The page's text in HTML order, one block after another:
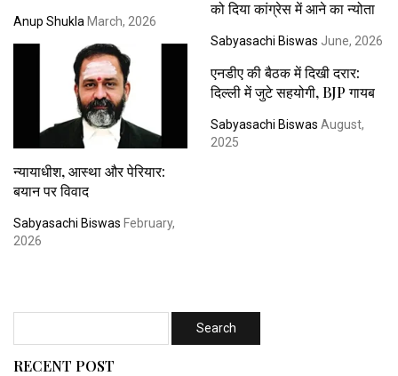
Anup Shukla March, 2026
को दिया कांग्रेस में आने का न्योता
Sabyasachi Biswas June, 2026
न्यायाधीश, आस्था और पेरियार:
बयान पर विवाद
Sabyasachi Biswas February,
2026
एनडीए की बैठक में दिखी दरार:
दिल्ली में जुटे सहयोगी, BJP गायब
Sabyasachi Biswas August,
2025
RECENT POST